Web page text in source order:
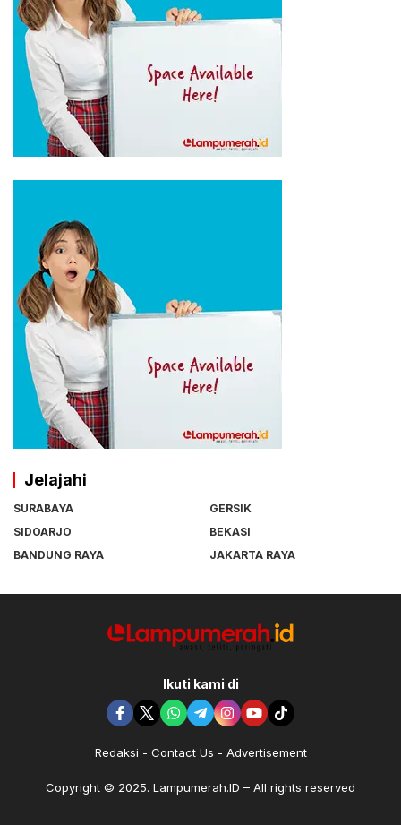
Jelajahi
SURABAYA
GERSIK
SIDOARJO
BEKASI
BANDUNG RAYA
JAKARTA RAYA
Ikuti kami di
Redaksi Contact Us Advertisement
Copyright © 2025. Lampumerah.ID – All rights reserved